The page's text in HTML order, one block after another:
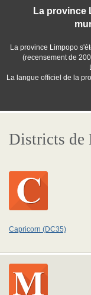
La province
La province Limpopo
(recensement de
La langue officiel de la
Districts de
Capricorn (DC35)